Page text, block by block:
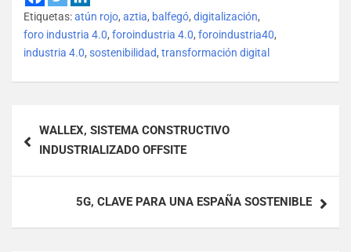
Etiquetas:atún rojo, aztia, balfegó, digitalización,
foro industria 4.0, foroindustria 4.0, foroindustria40,
industria 4.0, sostenibilidad, transformación digital
WALLEX, SISTEMA CONSTRUCTIVO
INDUSTRIALIZADO OFFSITE
5G, CLAVE PARA UNA ESPAÑA SOSTENIBLE